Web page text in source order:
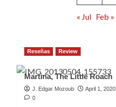
« Jul Feb »
Reseñas Review
Martina, The Little Roach
J. Edgar Mozoub
April 1, 2020
0